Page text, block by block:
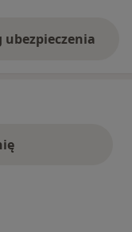
ubezpieczenia